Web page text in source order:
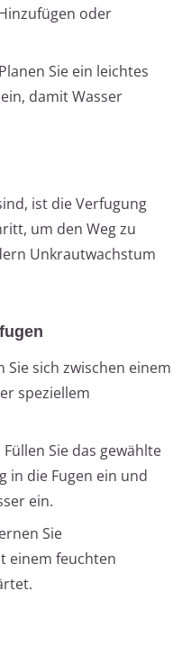
oder
Planen Sie ein leichtes
damit Wasser
ist die Verfugung
um den Weg zu
Unkrautwachstum
Sie sich zwischen einem
speziellem
Füllen Sie das gewählte
in die Fugen ein und
ein.
Sie
einem feuchten